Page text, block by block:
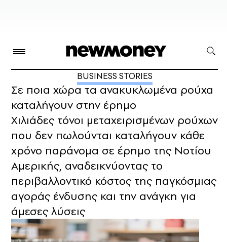
BUSINESS STORIES
Σε ποια χώρα τα ανακυκλωμένα ρούχα
καταλήγουν στην έρημο
Χιλιάδες τόνοι μεταχειρισμένων ρούχων
που δεν πωλούνται καταλήγουν κάθε
χρόνο παράνομα σε έρημο της Νοτίου
Αμερικής, αναδεικνύοντας το
περιβαλλοντικό κόστος της παγκόσμιας
αγοράς ένδυσης και την ανάγκη για
άμεσες λύσεις